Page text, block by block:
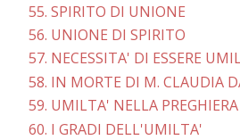
55. SPIRITO DI UNIONE
56. UNIONE DI SPIRITO
57. NECESSITA' DI ESSERE
58. IN MORTE DI M. CLAUDIA
59. UMILTA' NELLA PREGHIERA
60. I GRADI DELL'UMILTA'